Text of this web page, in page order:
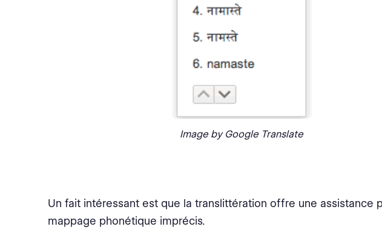
Image by Google Translate
Un fait intéressant est que la translittération offre une assistance
mappage phonétique imprécis.